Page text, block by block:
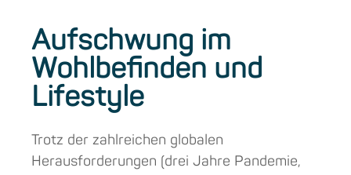
Aufschwung im
Wohlbefinden und
Lifestyle
Trotz der zahlreichen globalen
Herausforderungen (drei Jahre Pandemie,